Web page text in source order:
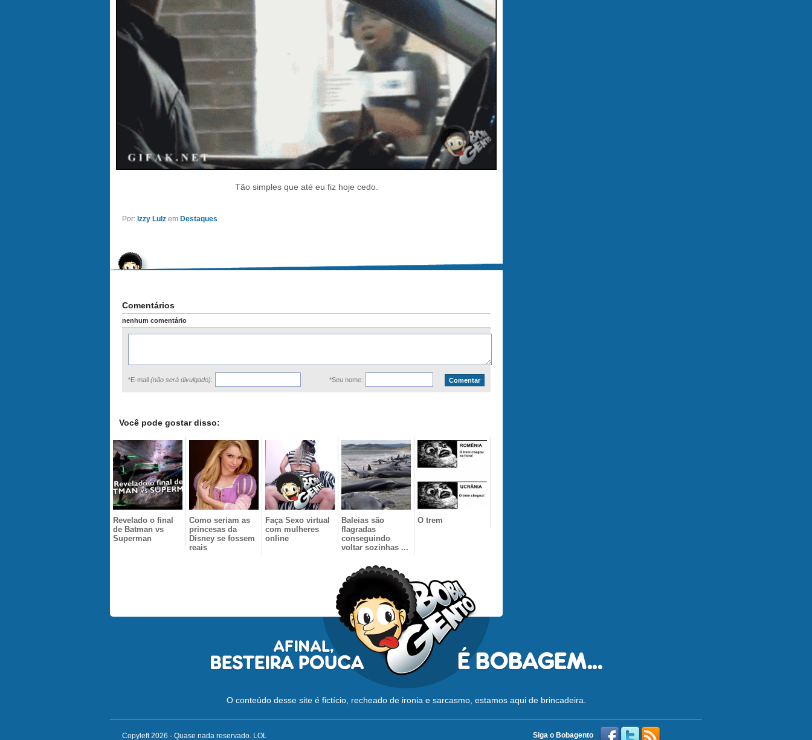
Tão simples que até eu fiz hoje cedo.
Por: Izzy Lulz em Destaques
Comentários
nenhum comentário
*E-mail (não será divulgado): *Seu nome:
Você pode gostar disso:
Revelado o final
de Batman vs
Superman
Como seriam as
princesas da
Disney se fossem
reais
Faça Sexo virtual
com mulheres
online
Baleias são
flagradas
conseguindo
voltar sozinhas ...
O trem
O conteúdo desse site é fictício, recheado de ironia e sarcasmo, estamos aqui de brincadeira.
Copyleft 2026 - Quase nada reservado. LOL Siga o Bobagento